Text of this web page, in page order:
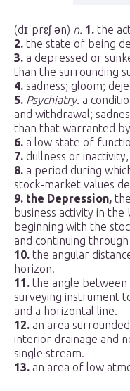
(dɪˈprɛʃ ən) n. 1. the
2. the state of being
3. a depressed or
than the surrounding
4. sadness; gloom;
5. Psychiatry. a
and withdrawal;
than that warranted
6. a low state of
7. dullness or
8. a period during
stock-market values
9. the Depression,
business activity in
beginning with the
and continuing
10. the angular
horizon.
11. the angle
surveying instrument
and a horizontal line.
12. an area
interior drainage and
single stream.
13. an area of low